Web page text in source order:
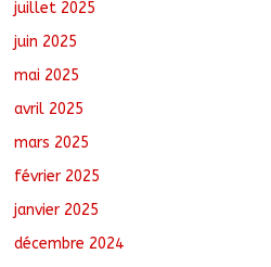
juillet 2025
juin 2025
mai 2025
avril 2025
mars 2025
février 2025
janvier 2025
décembre 2024